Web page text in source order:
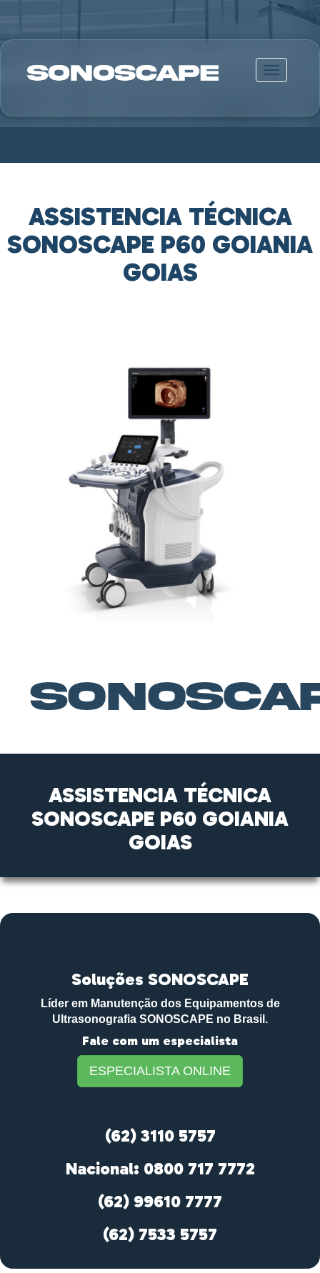
Alternar
ASSISTENCIA TÉCNICA
SONOSCAPE P60 GOIANIA
GOIAS
ASSISTENCIA TÉCNICA
SONOSCAPE P60 GOIANIA
GOIAS
Soluções SONOSCAPE
Líder em Manutenção dos Equipamentos de
Ultrasonografia SONOSCAPE no Brasil.
Fale com um especialista
ESPECIALISTA ONLINE
(62) 3110 5757
Nacional: 0800 717 7772
(62) 99610 7777
(62) 7533 5757